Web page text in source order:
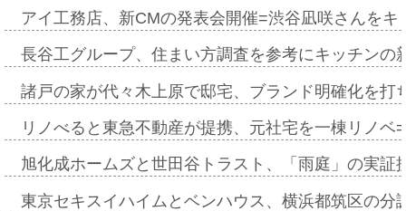
アイ工務店、新CMの発表会開催=渋谷凪咲さんを
長谷工グループ、住まい方調査を参考にキッチン
諸戸の家が代々木上原で邸宅、ブランド明確化を
リノべると東急不動産が提携、元社宅を一棟リノ
旭化成ホームズと世田谷トラスト、「雨庭」の実
東京セキスイハイムとベンハウス、横浜都筑区の